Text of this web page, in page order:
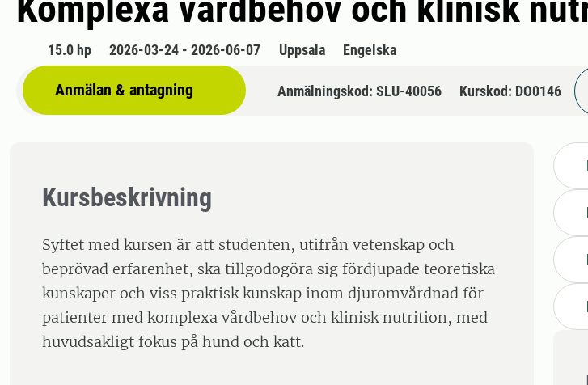
15.0 hp 2026-03-24 - 2026-06-07 Uppsala Engelska
Anmälan & antagning Anmälningskod: SLU-40056 Kurskod: DO0146
Kursbeskrivning
Syftet med kursen är att studenten, utifrån vetenskap och
beprövad erfarenhet, ska tillgodogöra sig fördjupade teoretiska
kunskaper och viss praktisk kunskap inom djuromvårdnad för
patienter med komplexa vårdbehov och klinisk nutrition, med
huvudsakligt fokus på hund och katt.